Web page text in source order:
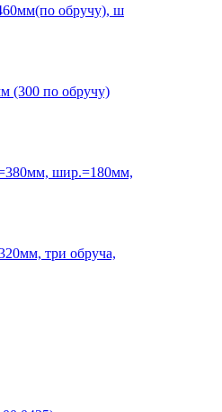
обручу), ш
(300 по обручу)
шир.=180мм,
три обруча,